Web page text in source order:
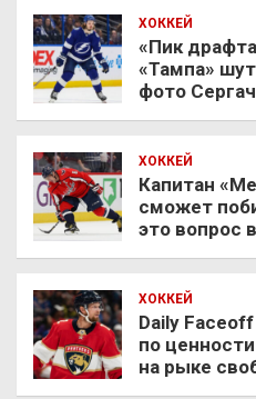
ХОККЕЙ
«Пик
«Тампа»
фото
ХОККЕЙ
Капитан
сможет
это вопрос
ХОККЕЙ
Daily
по
на рыке